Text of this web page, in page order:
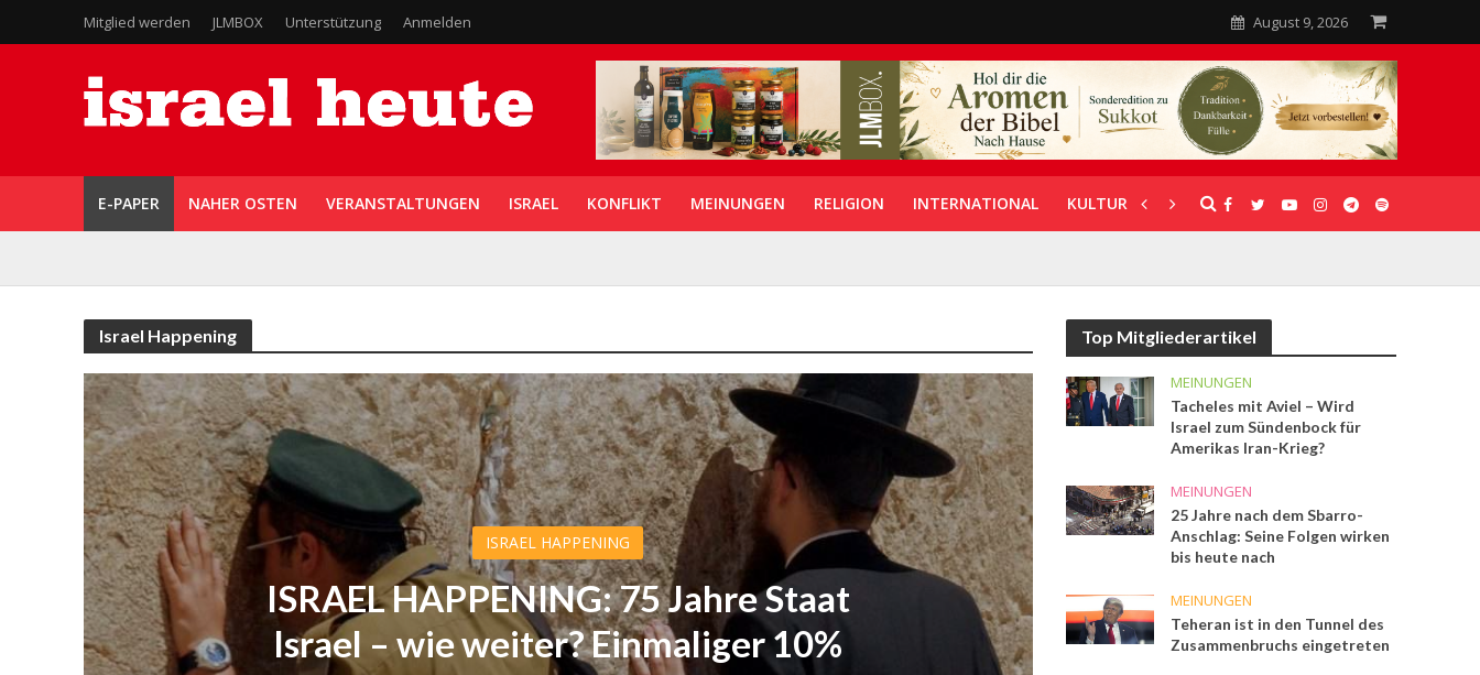
Mitglied werden JLMBOX Unterstützung Anmelden August 9, 2026
E-PAPER NAHER OSTEN VERANSTALTUNGEN ISRAEL KONFLIKT MEINUNGEN RELIGION INTERNATIONAL KULTUR UNTERSTÜTZUNG
Israel Happening
ISRAEL HAPPENING
ISRAEL HAPPENING: 75 Jahre Staat
Israel – wie weiter? Einmaliger 10%
Top Mitgliederartikel
MEINUNGEN
Tacheles mit Aviel – Wird
Israel zum Sündenbock für
Amerikas Iran-Krieg?
MEINUNGEN
25 Jahre nach dem Sbarro-
Anschlag: Seine Folgen wirken
bis heute nach
MEINUNGEN
Teheran ist in den Tunnel des
Zusammenbruchs eingetreten